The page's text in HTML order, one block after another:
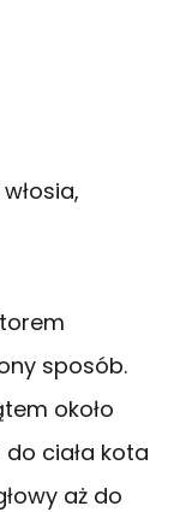
sposób.
około
ciała kota
aż do